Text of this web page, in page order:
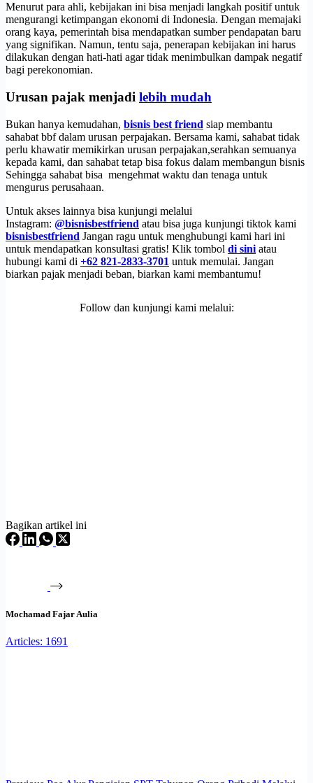
Menurut para ahli, kebijakan ini bisa menjadi langkah positif untuk
mengurangi ketimpangan ekonomi di Indonesia. Dengan memajaki
orang kaya, pemerintah bisa mendapatkan sumber pendapatan baru
yang signifikan. Namun, tentu saja, penerapan kebijakan ini harus
dilakukan dengan hati-hati agar tidak menimbulkan dampak negatif
bagi perekonomian.
Urusan pajak menjadi lebih mudah
Bukan hanya kemudahan, bisnis best friend siap membantu
sahabat bbf dalam urusan perpajakan. Bersama kami, sahabat tidak
perlu khawatir memikirkan urusan perpajakan,serahkan semuanya
kepada kami, dan sahabat tetap bisa fokus dalam membangun bisnis
Sehingga sahabat bisa mengehmat waktu dan tenaga untuk
mengurus perusahaan.
Untuk akses lainnya bisa kunjungi melalui
Instagram: @bisnisbestfriend atau bisa juga kunjungi tiktok kami
bisnisbestfriend Jangan ragu untuk menghubungi kami hari ini
untuk mendapatkan konsultasi gratis! Klik tombol di sini atau
hubungi kami di +62 821-2833-3701 untuk memulai. Jangan
biarkan pajak menjadi beban, biarkan kami membantumu!
Follow dan kunjungi kami melalui:
Bagikan artikel ini
Mochamad Fajar Aulia
Articles: 1691